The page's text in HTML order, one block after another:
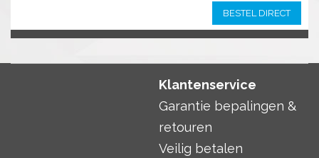
BESTEL DIRECT
Klantenservice
Garantie bepalingen &
retouren
Veilig betalen